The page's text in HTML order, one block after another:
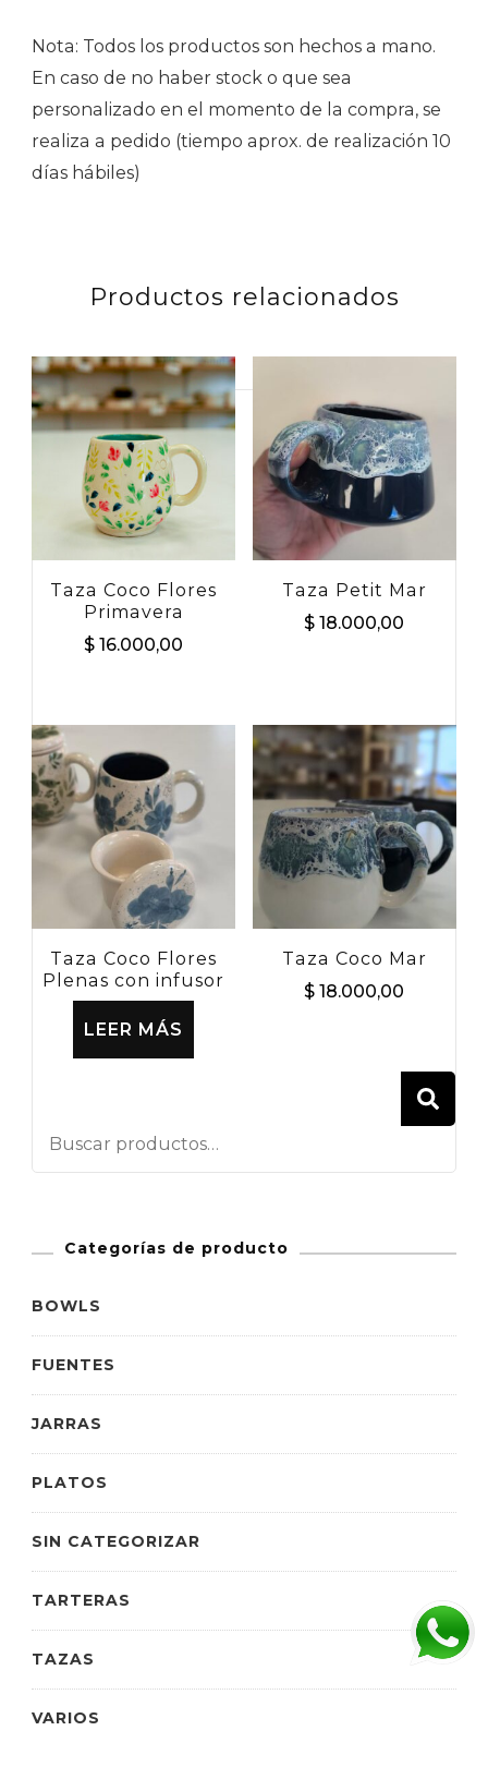
Nota: Todos los productos son hechos a mano.
En caso de no haber stock o que sea
personalizado en el momento de la compra, se
realiza a pedido (tiempo aprox. de realización 10
días hábiles)
Productos relacionados
Taza Coco Flores
Primavera
$ 16.000,00
Taza Petit Mar
$ 18.000,00
Taza Coco Flores
Plenas con infusor
LEER MÁS
Taza Coco Mar
$ 18.000,00
Buscar
por:
Categorías de producto
BOWLS
FUENTES
JARRAS
PLATOS
SIN CATEGORIZAR
TARTERAS
TAZAS
VARIOS